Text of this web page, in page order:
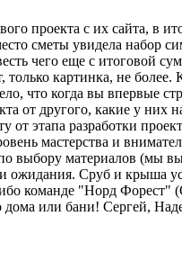
проекта с их сайта, в
сметы увидела набор
чего еще с итоговой
картинка, не
что когда вы впервые
от другого, какие у них
этапа разработки
мастерства и
выбору материалов
Сруб и крыша
команде "Норд
дома или бани! Сергей,